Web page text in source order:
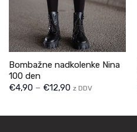
Bombažne nadkolenke Nina
100 den
€4,90– €12,90 z DDV